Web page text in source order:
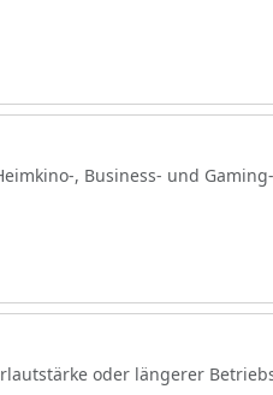
, Business- und
oder längerer